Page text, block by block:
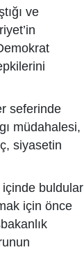
ve
seferinde
müdahalesi,
siyasetin
buldular
için önce